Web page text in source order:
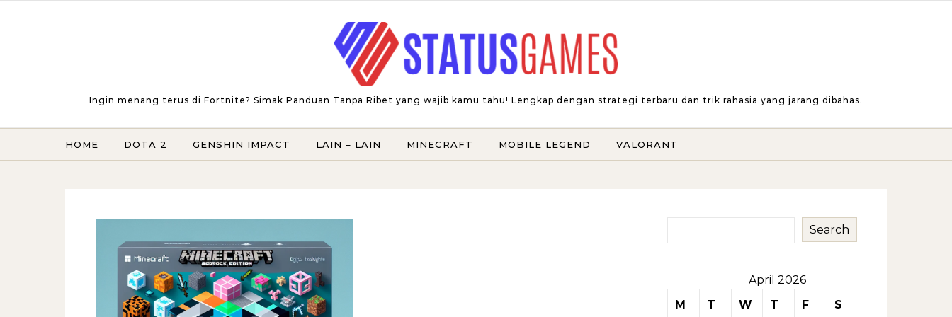
Ingin menang terus di Fortnite? Simak Panduan Tanpa Ribet yang wajib kamu tahu! Lengkap dengan strategi terbaru dan trik rahasia yang jarang dibahas.
HOME DOTA 2 GENSHIN IMPACT LAIN – LAIN MINECRAFT MOBILE LEGEND VALORANT
Search
April 2026
M
T W T F S